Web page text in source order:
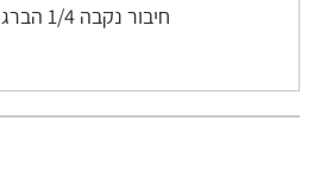
חיבור נקבה 1/4 הברגה חיצונית